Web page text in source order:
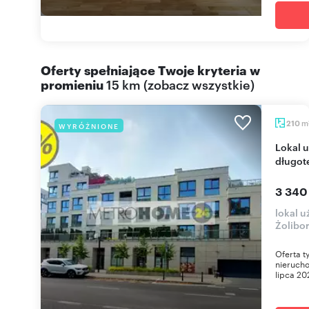
Oferty spełniające Twoje kryteria w
promieniu15 km (zobacz wszystkie)
WYRÓŻNIONE 210 m
Lokal użytkowy z ogródkiem - najem
3
lokal
Oferta
lipca